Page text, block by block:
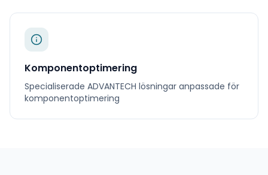
Komponentoptimering
Specialiserade ADVANTECH lösningar anpassade för
komponentoptimering